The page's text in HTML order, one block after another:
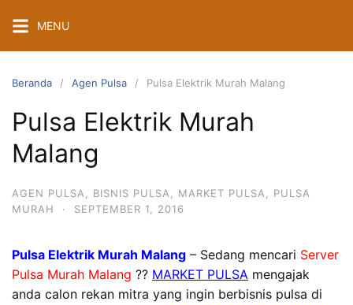
ke
konten
MENU
Beranda Agen Pulsa Pulsa Elektrik Murah Malang
Pulsa Elektrik Murah
Malang
AGEN PULSA BISNIS PULSA MARKET PULSA
PULSA
MURAH
· SEPTEMBER 1, 2016
Pulsa Elektrik Murah Malang – Sedang mencari Server
Pulsa Murah Malang ?? MARKET PULSA mengajak
anda calon rekan mitra yang ingin berbisnis pulsa di